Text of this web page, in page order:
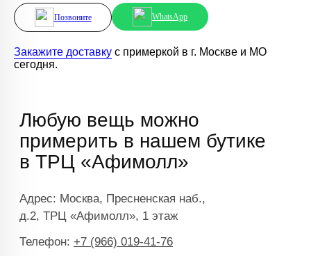
Позвоните WhatsApp
Закажите доставку с примеркой в г. Москве и МО
сегодня.